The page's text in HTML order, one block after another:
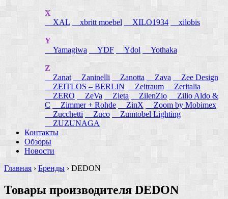
X
XAL
xbritt moebel XILO1934 xilobis
Y
Yamagiwa
YDF Ydol Yothaka
Z
Zanat
Zaninelli Zanotta Zava
Zee Design
ZEITLOS – BERLIN
Zeitraum
Zeritalia
ZERO
ZeVa Zieta ZilenZio
Zilio Aldo &
C
Zimmer + Rohde ZinX
Zoom by Mobimex
Zucchetti
Zuco
Zumtobel Lighting
ZUZUNAGA
Контакты
Обзоры
Новости
Главная › Бренды › DEDON
Товары производителя DEDON